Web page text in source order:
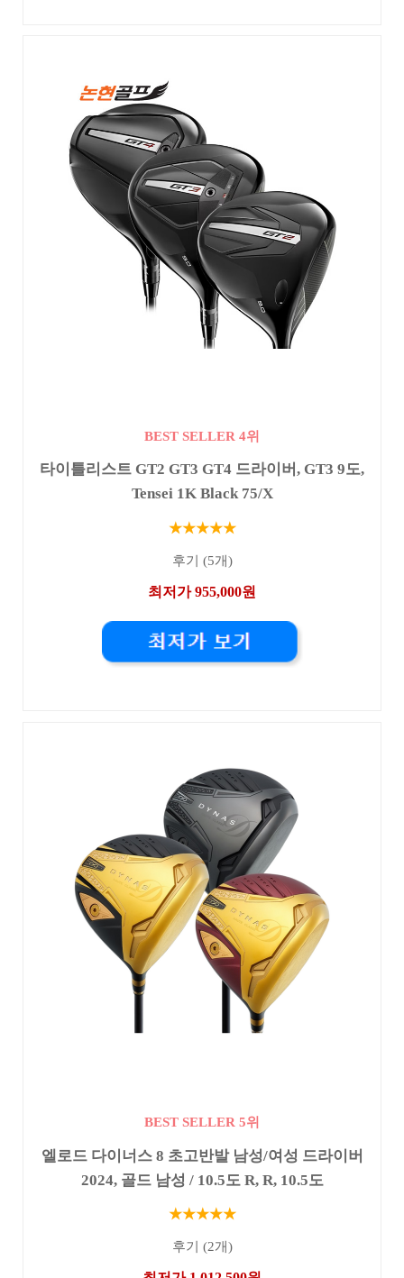
BEST SELLER 4위
타이틀리스트 GT2 GT3 GT4 드라이버, GT3 9도,
Tensei 1K Black 75/X
★★★★★
후기 (5개)
최저가 955,000원
BEST SELLER 5위
엘로드 다이너스 8 초고반발 남성/여성 드라이버
2024, 골드 남성 / 10.5도 R, R, 10.5도
★★★★★
후기 (2개)